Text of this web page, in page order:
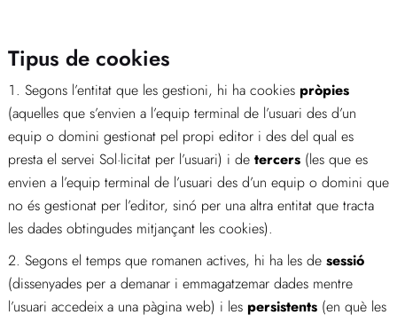
Tipus de cookies
Segons l’entitat que les gestioni, hi ha cookies pròpies
(aquelles que s’envien a l’equip terminal de l’usuari des d’un
equip o domini gestionat pel propi editor i des del qual es
presta el servei Sol·licitat per l’usuari) i de tercers(les que es
envien a l’equip terminal de l’usuari des d’un equip o domini que
no és gestionat per l’editor, sinó per una altra entitat que tracta
les dades obtingudes mitjançant les cookies).
Segons el temps que romanen actives, hi ha les de sessió
(dissenyades per a demanar i emmagatzemar dades mentre
l’usuari accedeix a una pàgina web) i les persistents(en què les